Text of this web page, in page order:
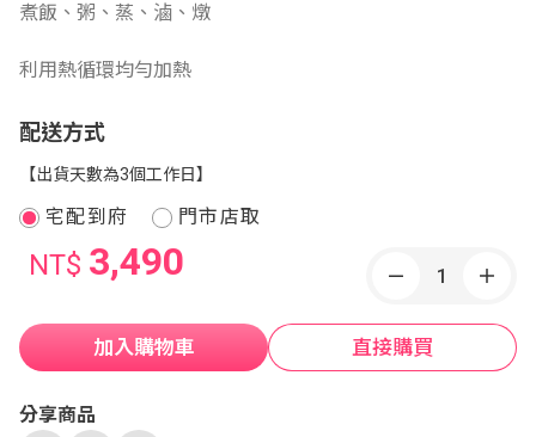
煮飯、粥、蒸、滷、燉
利用熱循環均勻加熱
配送方式
【出貨天數為3個工作日】
宅配到府 門市店取
NT$ 3,490
加入購物車 直接購買
分享商品